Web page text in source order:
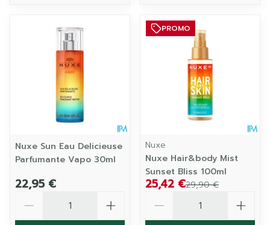
Nuxe Sun Eau Delicieuse
Parfumante Vapo 30ml
22,95 €
PROMO
Nuxe
Nuxe Hair&body Mist
Sunset Bliss 100ml
29,90 €
25,42 €